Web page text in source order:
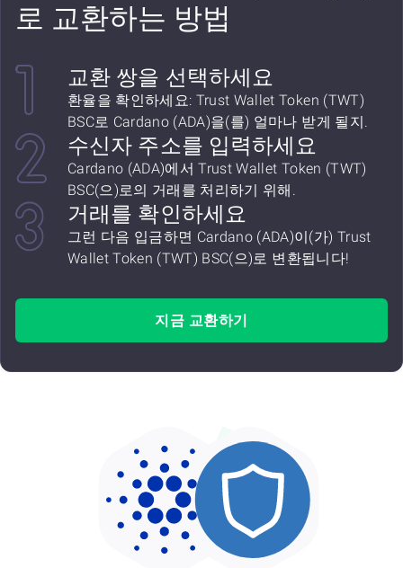
로 교환하는 방법
교환 쌍을 선택하세요
환율을 확인하세요: Trust Wallet Token (TWT)
BSC로 Cardano (ADA)을(를) 얼마나 받게 될지.
수신자 주소를 입력하세요
Cardano (ADA)에서 Trust Wallet Token (TWT)
BSC(으)로의 거래를 처리하기 위해.
거래를 확인하세요
그런 다음 입금하면 Cardano (ADA)이(가) Trust
Wallet Token (TWT) BSC(으)로 변환됩니다!
지금 교환하기